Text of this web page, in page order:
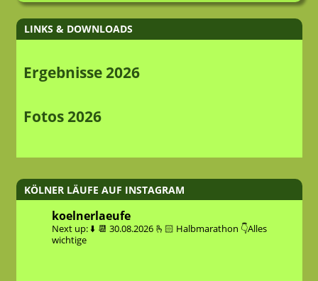
LINKS & DOWNLOADS
Ergebnisse 2026
Fotos 2026
KÖLNER LÄUFE AUF INSTAGRAM
koelnerlaeufe
Next up: ⬇️ 📆 30.08.2026 🫰🏻 Halbmarathon 👇Alles
wichtige